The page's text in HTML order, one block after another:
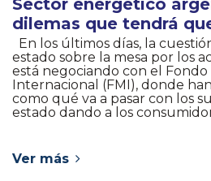
Sector energético
dilemas que tendrá
En los últimos días, la
estado sobre la mesa por los
está negociando con el
Internacional (FMI), donde
como qué va a pasar con los
estado dando a los
Ver más